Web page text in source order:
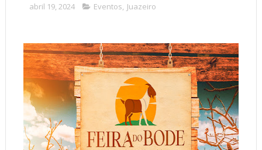
abril 19, 2024 Eventos, Juazeiro